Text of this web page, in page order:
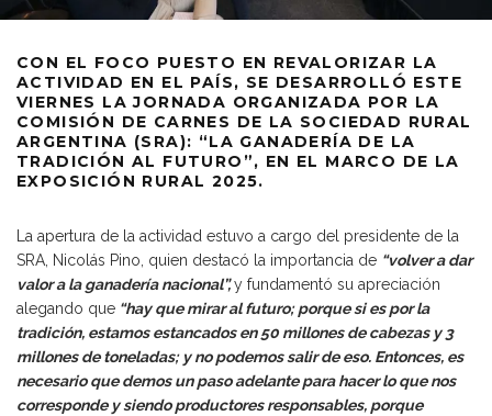
CON EL FOCO PUESTO EN REVALORIZAR LA
ACTIVIDAD EN EL PAÍS, SE DESARROLLÓ ESTE
VIERNES LA JORNADA ORGANIZADA POR LA
COMISIÓN DE CARNES DE LA SOCIEDAD RURAL
ARGENTINA (SRA): “LA GANADERÍA DE LA
TRADICIÓN AL FUTURO”, EN EL MARCO DE LA
EXPOSICIÓN RURAL 2025.
La apertura de la actividad estuvo a cargo del presidente de la
SRA, Nicolás Pino, quien destacó la importancia de “volver a dar
valor a la ganadería nacional”,y fundamentó su apreciación
alegando que “hay que mirar al futuro; porque si es por la
tradición, estamos estancados en 50 millones de cabezas y 3
millones de toneladas; y no podemos salir de eso. Entonces, es
necesario que demos un paso adelante para hacer lo que nos
corresponde y siendo productores responsables, porque